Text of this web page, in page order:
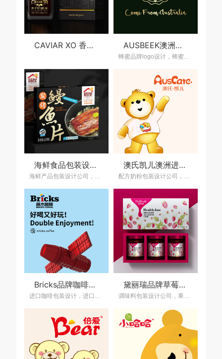
CAVIAR XO 香港鱼子酱品牌策划设计，鱼子酱产品包装设计 AUSBEEK澳洲进口蜂蜜包装策划设计，蜂蜜包装设计公司
蜂蜜品牌logo设计，蜂蜜包装设计公司，进口蜂蜜包装策划设计，上海包装设计公司,食品包装设计公司,包装策划设计公司,食品包装设计,品牌设计公司,上海策划设计公司,大健康领域营销策设计公司,上海营销策划设计公司,产品包装设计公司
海鲜食品包装设计公司--味屋进口品牌海鲜食品营销策划包装设计
海鲜产品包装设计公司，海鲜产品 logo设计,海鲜产品包装策划设计，上海包装设计公司,食品包装设计公司,包装策划设计公司,
澳氏凯儿澳洲进口配方奶粉包装策划设计，配方奶粉包装设计公司
配方奶粉包装设计公司，上海包装设计公司,奶粉包装设计公司，乳制品包装策划设计公司，食品包装设计公司,包装策划设计公司,品牌设计公司,上海策划设计公司,品牌设计公司,上海营销策划设计公司,产品包装设计公司
Bricks品牌咖啡整体策划设计，哥伦比亚进口咖啡包装设计
进口咖啡包装设计，进口食品包装设计公司，哥伦比亚进口咖啡包装设计，速溶咖啡包装设计，咖啡包装设计公司
黛丽瑞品牌草莓果酱礼盒包装设计，调味料果酱包装设计公司
调味料包装设计公司，果酱礼盒包装设计公司，上海包装设计公司,食品包装设计公司,包装策划设计公司,食品包装设计,品牌设计公司